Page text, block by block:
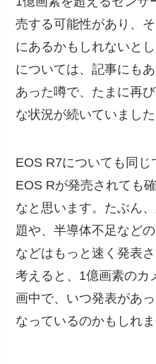
売する可能性があり、
にあるかもしれないと
については、記事にも
あった噂で、たまに再
な状況が続いていました
EOS R7についても同
EOS Rが発売されても
なと思います。たぶん
題や、半導体不足など
などはもっと速く発表
考えると、1億画素のカ
画中で、いつ発表があ
なっているのかもしれま